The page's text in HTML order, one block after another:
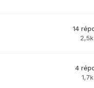
14
2,5k
4
1,7k